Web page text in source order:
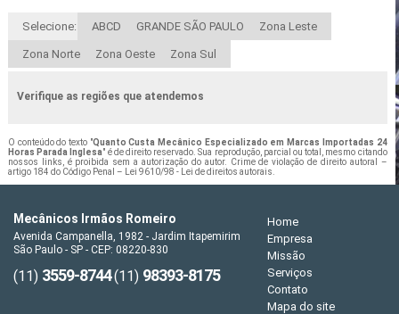
Selecione: ABCD GRANDE SÃO PAULO Zona Leste
Zona Norte Zona Oeste Zona Sul
Verifique as regiões que atendemos
O conteúdo do texto "Quanto Custa Mecânico Especializado em Marcas Importadas 24
Horas Parada Inglesa" é de direito reservado. Sua reprodução, parcial ou total, mesmo citando
nossos links, é proibida sem a autorização do autor. Crime de violação de direito autoral –
artigo 184 do Código Penal – Lei 9610/98 - Lei de direitos autorais.
Mecânicos Irmãos Romeiro
Avenida Campanella, 1982 - Jardim Itapemirim
São Paulo - SP - CEP: 08220-830
(11) 3559-8744(11) 98393-8175
Home
Empresa
Missão
Serviços
Contato
Mapa do site